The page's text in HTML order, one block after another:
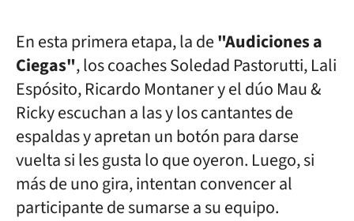
En esta primera etapa, la de"Audiciones a
Ciegas", los coaches Soledad Pastorutti, Lali
Espósito, Ricardo Montaner y el dúo Mau &
Ricky escuchan a las y los cantantes de
espaldas y apretan un botón para darse
vuelta si les gusta lo que oyeron. Luego, si
más de uno gira, intentan convencer al
participante de sumarse a su equipo.